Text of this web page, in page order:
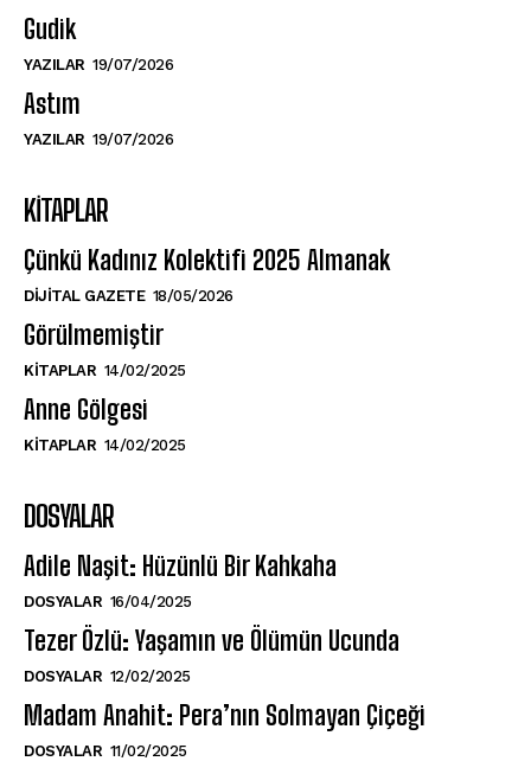
Gudik
YAZILAR 19/07/2026
Astım
YAZILAR 19/07/2026
KITAPLAR
Çünkü Kadınız Kolektifi 2025 Almanak
DIJITAL GAZETE 18/05/2026
Görülmemiştir
KITAPLAR 14/02/2025
Anne Gölgesi
KITAPLAR 14/02/2025
DOSYALAR
Adile Naşit: Hüzünlü Bir Kahkaha
DOSYALAR 16/04/2025
Tezer Özlü: Yaşamın ve Ölümün Ucunda
DOSYALAR 12/02/2025
Madam Anahit: Pera’nın Solmayan Çiçeği
DOSYALAR 11/02/2025